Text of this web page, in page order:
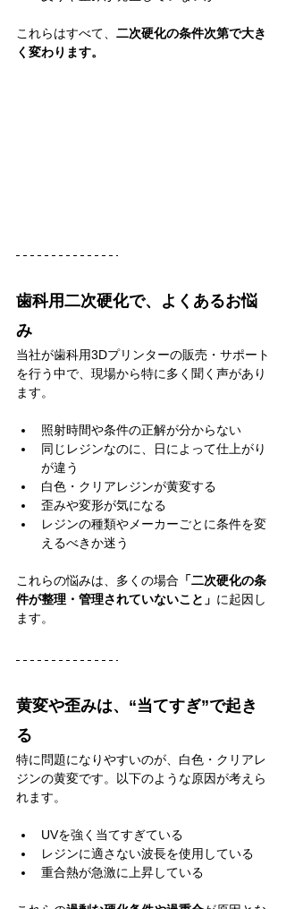
これらはすべて、 二次硬化の条件次第で大き
く変わります。
歯科用二次硬化で、よくあるお悩
み
当社が歯科用3Dプリンターの販売・サポート
を行う中で、現場から特に多く聞く声があり
ます。
照射時間や条件の正解が分からない
同じレジンなのに、日によって仕上がり
が違う
白色・クリアレジンが黄変する
歪みや変形が気になる
レジンの種類やメーカーごとに条件を変
えるべきか迷う
これらの悩みは、多くの場合 「二次硬化の条
件が整理・管理されていないこと」 に起因し
ます。
黄変や歪みは、“当てすぎ”で起き
る
特に問題になりやすいのが、白色・クリアレ
ジンの黄変です。以下のような原因が考えら
れます。
UVを強く当てすぎている
レジンに適さない波長を使用している
重合熱が急激に上昇している